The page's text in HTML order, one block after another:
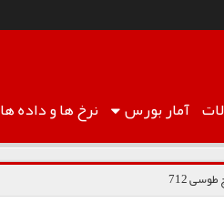
آماربورس نرخ هاو داده ها
712